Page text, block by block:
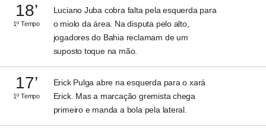
18’
1º Tempo
Luciano Juba cobra falta pela esquerda para
o miolo da área. Na disputa pelo alto,
jogadores do Bahia reclamam de um
suposto toque na mão.
17’
1º Tempo
Erick Pulga abre na esquerda para o xará
Erick. Mas a marcação gremista chega
primeiro e manda a bola pela lateral.